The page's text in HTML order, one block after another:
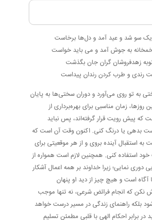
یک سو شد و عید آمد و دل‌ها برخاست
به جوش آمد و می باید خواست
زهدفروشان گران جان بگذشت
رندی و طرب کردن رندان پیداست
به تو روی می‌آورد و دوران سختی‌ها به پایان
روزها، زمان مناسبی برای بهره‌برداری از
پیش رویت قرار گرفته‌اند، پس نباید
بدهی یا درنگ کنی. اکنون وقت آن است که
به استقبال آینده بروی و از هر موقعیتی برای
استفاده کنی. همچنین لازم است همواره از
دوری نمایی؛ زیرا خداوند بر همه اعمال آشکار
آگاه است و هیچ چیز از دید او پنهان
نکن که انجام فرائض شرعی، نه تنها موجب
بلکه راهنمای زندگی در مسیر درست خواهد
در برابر احکام الهی با قلبی مطمئن تسلیم